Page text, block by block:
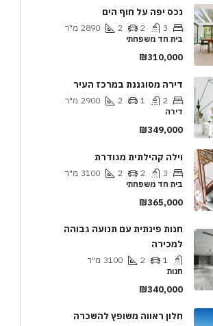
נכס יפה על חוף הים
3
2
2
2890 מ"ר
בית חד משפחתי
₪310,000
דירה מסוגננת במרכז העיר
2
1
2
2900 מ"ר
דירה
₪349,000
וילה קהילתית מגודרת
3
2
2
3100 מ"ר
בית חד משפחתי
₪365,000
חנות פינתית עם תנועה גבוהה
למכירה
1
2
3100 מ"ר
חנות
₪340,000
חלון ראווה משופץ להשכרה